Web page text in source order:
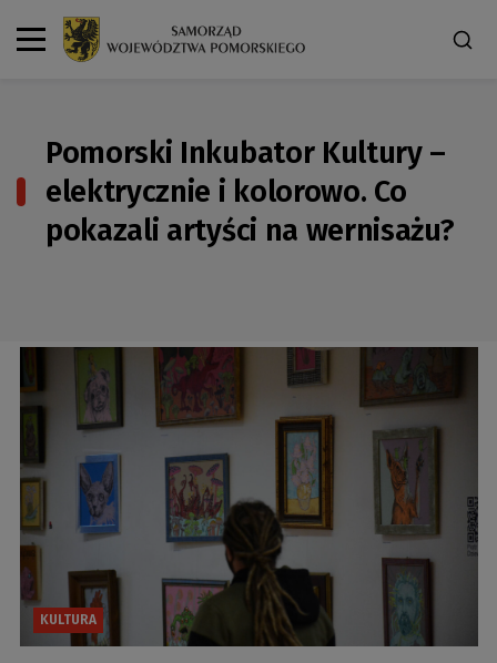
Pomorski Inkubator Kultury –
elektrycznie i kolorowo. Co
pokazali artyści na wernisażu?
KULTURA